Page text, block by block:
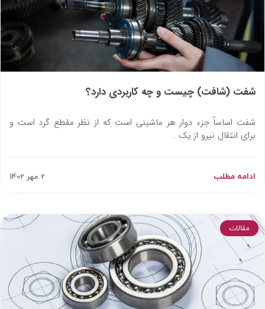
شفت (شافت) چیست و چه کاربردی دارد؟
شفت اساساً جزء دوار هر ماشینی است که از نظر مقطع گرد است و
برای انتقال نیرو از یک…
ادامه مطلب 2 مهر 1402
مقالات